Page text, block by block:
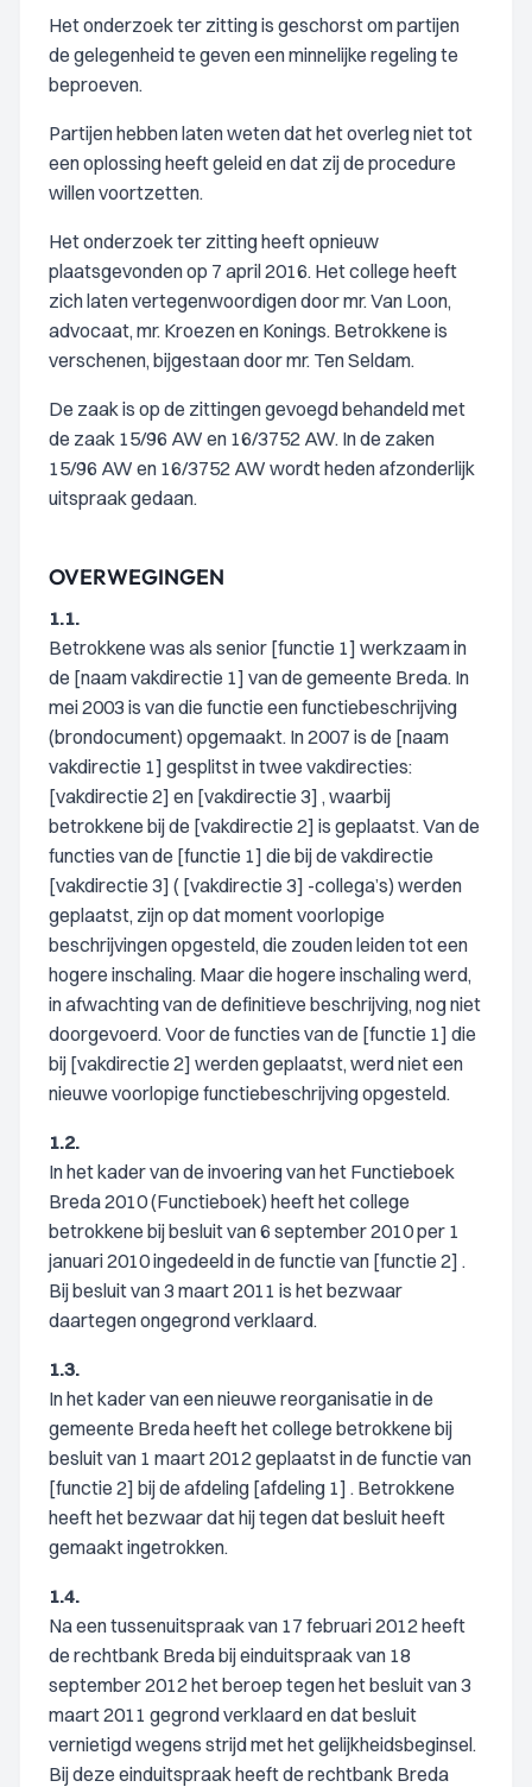
Het onderzoek ter zitting is geschorst om partijen
de gelegenheid te geven een minnelijke regeling te
beproeven.
Partijen hebben laten weten dat het overleg niet tot
een oplossing heeft geleid en dat zij de procedure
willen voortzetten.
Het onderzoek ter zitting heeft opnieuw
plaatsgevonden op 7 april 2016. Het college heeft
zich laten vertegenwoordigen door mr. Van Loon,
advocaat, mr. Kroezen en Konings. Betrokkene is
verschenen, bijgestaan door mr. Ten Seldam.
De zaak is op de zittingen gevoegd behandeld met
de zaak 15/96 AW en 16/3752 AW. In de zaken
15/96 AW en 16/3752 AW wordt heden afzonderlijk
uitspraak gedaan.
OVERWEGINGEN
1.1.
Betrokkene was als senior [functie 1] werkzaam in
de [naam vakdirectie 1] van de gemeente Breda. In
mei 2003 is van die functie een functiebeschrijving
(brondocument) opgemaakt. In 2007 is de [naam
vakdirectie 1] gesplitst in twee vakdirecties:
[vakdirectie 2] en [vakdirectie 3] , waarbij
betrokkene bij de [vakdirectie 2] is geplaatst. Van de
functies van de [functie 1] die bij de vakdirectie
[vakdirectie 3] ( [vakdirectie 3] -collega’s) werden
geplaatst, zijn op dat moment voorlopige
beschrijvingen opgesteld, die zouden leiden tot een
hogere inschaling. Maar die hogere inschaling werd,
in afwachting van de definitieve beschrijving, nog niet
doorgevoerd. Voor de functies van de [functie 1] die
bij [vakdirectie 2] werden geplaatst, werd niet een
nieuwe voorlopige functiebeschrijving opgesteld.
1.2.
In het kader van de invoering van het Functieboek
Breda 2010 (Functieboek) heeft het college
betrokkene bij besluit van 6 september 2010 per 1
januari 2010 ingedeeld in de functie van [functie 2] .
Bij besluit van 3 maart 2011 is het bezwaar
daartegen ongegrond verklaard.
1.3.
In het kader van een nieuwe reorganisatie in de
gemeente Breda heeft het college betrokkene bij
besluit van 1 maart 2012 geplaatst in de functie van
[functie 2] bij de afdeling [afdeling 1] . Betrokkene
heeft het bezwaar dat hij tegen dat besluit heeft
gemaakt ingetrokken.
1.4.
Na een tussenuitspraak van 17 februari 2012 heeft
de rechtbank Breda bij einduitspraak van 18
september 2012 het beroep tegen het besluit van 3
maart 2011 gegrond verklaard en dat besluit
vernietigd wegens strijd met het gelijkheidsbeginsel.
Bij deze einduitspraak heeft de rechtbank Breda